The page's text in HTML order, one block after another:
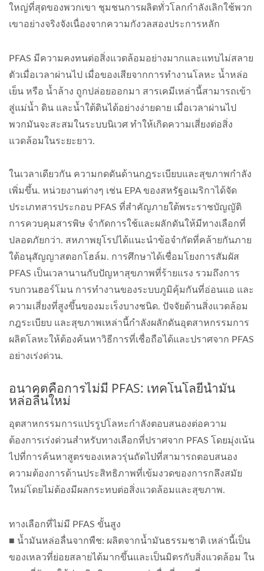
ใหญ่ที่สุดของพวกเขา ชุมชนการผลิตทั่วโลกกำลังเลิกใช้พวก
เขาอย่างจริงจังเนื่องจากความกังวลสองประการหลัก
PFAS มีความคงทนต่อสิ่งแวดล้อมอย่างมากและแทบไม่สลาย
ตัวเมื่อเวลาผ่านไป เมื่อของเสียจากการทำงานโลหะ น้ำหล่อ
เย็น หรือ น้ำล้าง ถูกปล่อยออกมา สารเคมีเหล่านี้สามารถเข้า
สู่แม่น้ำ ดิน และน้ำใต้ดินได้อย่างง่ายดาย เมื่อเวลาผ่านไป
พวกมันจะสะสมในระบบนิเวศ ทำให้เกิดความเสี่ยงต่อสิ่ง
แวดล้อมในระยะยาว.
ในเวลาเดียวกัน ความกดดันด้านกฎระเบียบและสุขภาพกำลัง
เพิ่มขึ้น. หน่วยงานต่างๆ เช่น EPA ของสหรัฐอเมริกาได้จัด
ประเภทสารประกอบ PFAS ที่สำคัญภายใต้พระราชบัญญัติ
การควบคุมสารพิษ จำกัดการใช้และผลักดันให้มีทางเลือกที่
ปลอดภัยกว่า. สหภาพยุโรปได้แนะนำข้อจำกัดที่คล้ายกันภาย
ใต้อนุสัญญาสตอกโฮล์ม. การศึกษาได้เชื่อมโยงการสัมผัส
PFAS เป็นเวลานานกับปัญหาสุขภาพที่ร้ายแรง รวมถึงการ
รบกวนฮอร์โมน การทำงานของระบบภูมิคุ้มกันที่อ่อนแอ และ
ความเสี่ยงที่สูงขึ้นของมะเร็งบางชนิด. ปัจจัยด้านสิ่งแวดล้อม
กฎระเบียบ และสุขภาพเหล่านี้กำลังผลักดันอุตสาหกรรมการ
ผลิตโลหะให้ต้องค้นหาวิธีการที่เชื่อถือได้และปราศจาก PFAS
อย่างเร่งด่วน.
อนาคตคือการไม่มี PFAS: เทคโนโลยีน้ำมัน
หล่อลื่นใหม่
อุตสาหกรรมการแปรรูปโลหะกำลังตอบสนองต่อความ
ต้องการเร่งด่วนสำหรับทางเลือกที่ปราศจาก PFAS โดยมุ่งเน้น
ไปที่การค้นหาสูตรของเหลวรุ่นถัดไปที่สามารถตอบสนอง
ความต้องการด้านประสิทธิภาพที่เข้มงวดของการกลึงสมัย
ใหม่โดยไม่ต้องมีผลกระทบต่อสิ่งแวดล้อมและสุขภาพ.
ทางเลือกที่ไม่มี PFAS ขั้นสูง
■ น้ำมันหล่อลื่นจากพืช: ผลิตจากน้ำมันธรรมชาติ เหล่านี้เป็น
ของเหลวที่ย่อยสลายได้มากขึ้นและเป็นมิตรกับสิ่งแวดล้อม ใน